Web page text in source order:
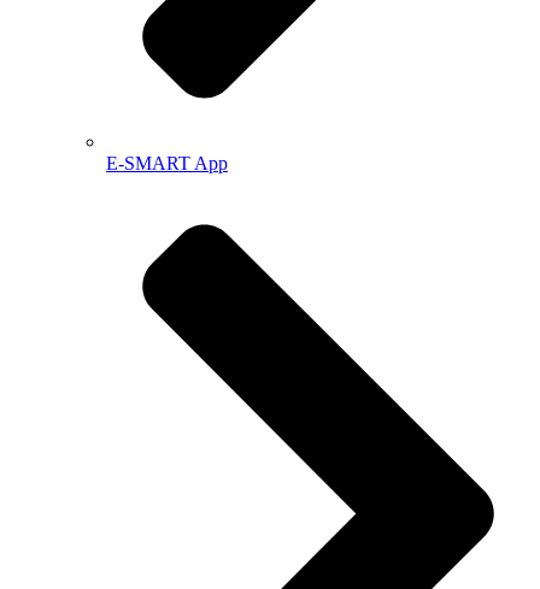
E-SMART App